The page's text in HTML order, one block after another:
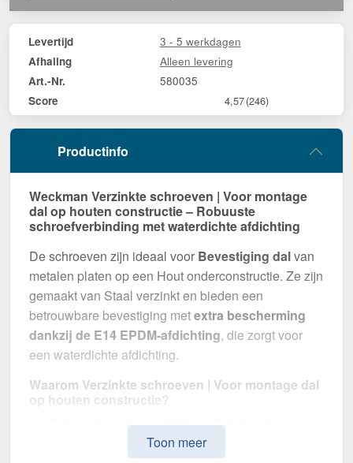
Levertijd 3 - 5 werkdagen
Afhaling Alleen levering
Art.-Nr. 580035
Score 4,57(246)
Productinfo
Weckman Verzinkte schroeven | Voor montage
dal op houten constructie – Robuuste
schroefverbinding met waterdichte afdichting
De schroeven zijn ideaal voor Bevestiging dalvan
metalen platen op een Hout onderconstructie. Ze zijn
gemaakt van Staal verzinkt en bieden een
betrouwbare bevestiging metextra bescherming
dankzij de E14 EPDM-afdichting, die zorgt voor
een waterdichte afdichting.
Waarom Verzinkte schroeven | Voor montage dal
op houten constructie?
Betrouwbare bevestiging– Ontwikkeld voor
Toon meer